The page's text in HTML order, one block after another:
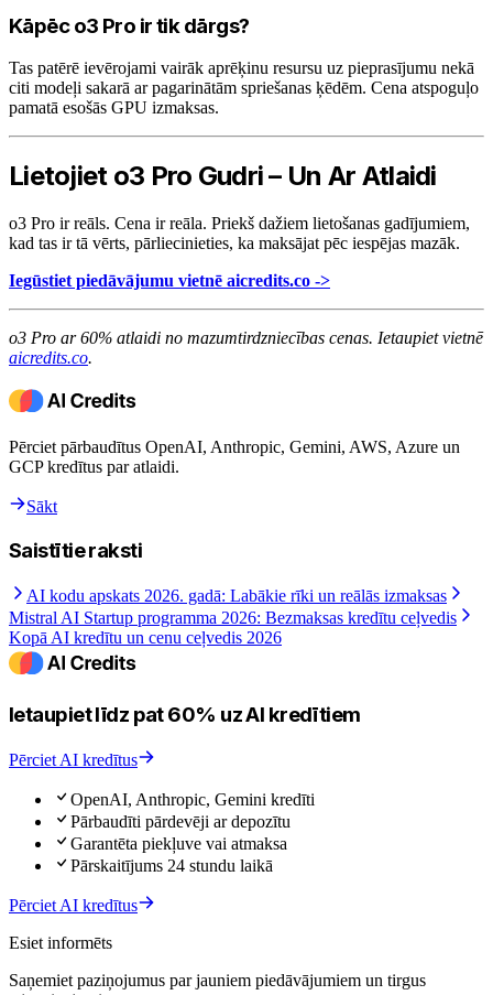
Kāpēc o3 Pro ir tik dārgs?
Tas patērē ievērojami vairāk aprēķinu resursu uz pieprasījumu nekā
citi modeļi sakarā ar pagarinātām spriešanas ķēdēm. Cena atspoguļo
pamatā esošās GPU izmaksas.
Lietojiet o3 Pro Gudri – Un Ar Atlaidi
o3 Pro ir reāls. Cena ir reāla. Priekš dažiem lietošanas gadījumiem,
kad tas ir tā vērts, pārliecinieties, ka maksājat pēc iespējas mazāk.
Iegūstiet piedāvājumu vietnē aicredits.co ->
o3 Pro ar 60% atlaidi no mazumtirdzniecības cenas. Ietaupiet vietnē
aicredits.co.
Pērciet pārbaudītus OpenAI, Anthropic, Gemini, AWS, Azure un
GCP kredītus par atlaidi.
Sākt
Saistītie raksti
AI kodu apskats 2026. gadā: Labākie rīki un reālās izmaksas
Mistral AI Startup programma 2026: Bezmaksas kredītu ceļvedis
Kopā AI kredītu un cenu ceļvedis 2026
Ietaupiet līdz pat 60% uz AI kredītiem
Pērciet AI kredītus
OpenAI, Anthropic, Gemini kredīti
Pārbaudīti pārdevēji ar depozītu
Garantēta piekļuve vai atmaksa
Pārskaitījums 24 stundu laikā
Pērciet AI kredītus
Esiet informēts
Saņemiet paziņojumus par jauniem piedāvājumiem un tirgus